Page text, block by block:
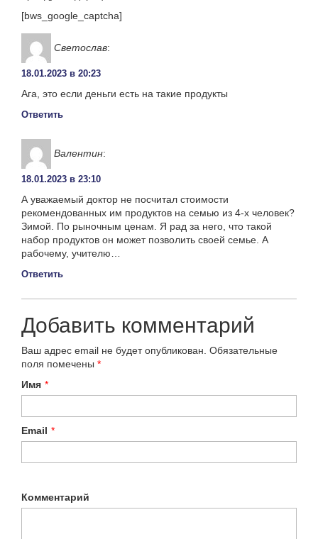
[bws_google_captcha]
Светослав:
18.01.2023 в 20:23
Ага, это если деньги есть на такие продукты
Ответить
Валентин:
18.01.2023 в 23:10
А уважаемый доктор не посчитал стоимости
рекомендованных им продуктов на семью из 4-х человек?
Зимой. По рыночным ценам. Я рад за него, что такой
набор продуктов он может позволить своей семье. А
рабочему, учителю…
Ответить
Добавить комментарий
Ваш адрес email не будет опубликован. Обязательные
поля помечены *
Имя *
Email *
Комментарий